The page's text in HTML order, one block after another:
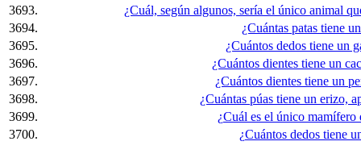
3693.
¿Cuál, según algunos, sería el único animal
3694.
¿Cuántas patas tiene
3695.
¿Cuántos dedos tiene un
3696.
¿Cuántos dientes tiene un
3697.
¿Cuántos dientes tiene un
3698.
¿Cuántas púas tiene un erizo,
3699.
¿Cuál es el único mamífero
3700.
¿Cuántos dedos tiene